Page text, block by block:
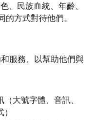
、民族血統、年齡、
方式對待他們。
服務、以幫助他們與
大號字體、音訊、